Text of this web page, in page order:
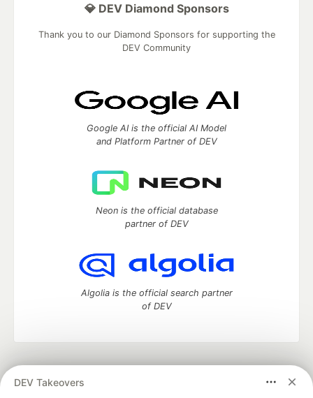
DEV Takeovers
💎 DEV Diamond Sponsors
Thank you to our Diamond Sponsors for supporting the
DEV Community
Google AI is the official AI Model
and Platform Partner of DEV
Neon is the official database
partner of DEV
Algolia is the official search partner
of DEV
development and manage your software career